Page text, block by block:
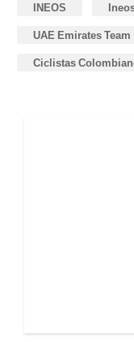
INEOS
UAE Emirates Team
Ciclistas